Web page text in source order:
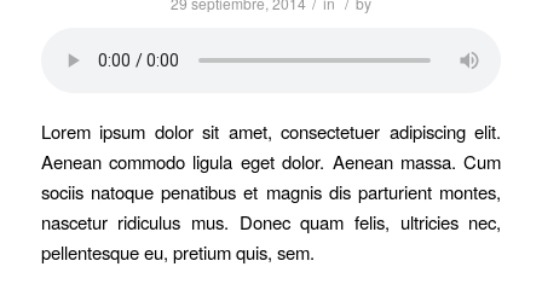
Lorem ipsum dolor sit amet, consectetuer adipiscing elit.
Aenean commodo ligula eget dolor. Aenean massa. Cum
sociis natoque penatibus et magnis dis parturient montes,
nascetur ridiculus mus. Donec quam felis, ultricies nec,
pellentesque eu, pretium quis, sem.